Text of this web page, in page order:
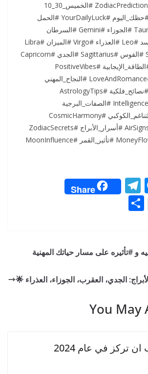
#توقعات_فلكية #ZodiacPredictions #الخميس_30_10
#ThursdayVibes #حظك_اليوم #YourDailyLuck #الحمل
#Aries #الثور #Taurus #الجوزاء #Gemini #السرطان
#CancerSign #الأسد #Leo #العذراء #Virgo #الميزان #Libra
#العقرب #Scorpio #القوس #Sagittarius #الجدي #Capricorn
#الحوت #Pisces #الطاقة_الإيجابية #PositiveVibes
#الحب_والعاطفة #LoveAndRomance #النجاح_المهني
#CareerSuccess #نصائح_فلكية #AstrologyTips
#الذكاء_والضمير #Intelligence #الصفات_البرجية
#ZodiacTraits #التناغم_الكوكبي #CosmicHarmony
#الأبراج_الهوائية #AirSigns #أسرار_الأبراج #ZodiacSecrets
M
e
ss
n
g
er
T
el
a
m
Share
e
و #تأثيره على مسار حياتك المهنية
الجدي، العقرب، الجوزاء، العذراء 🌟
You May
تركز في عام 2024